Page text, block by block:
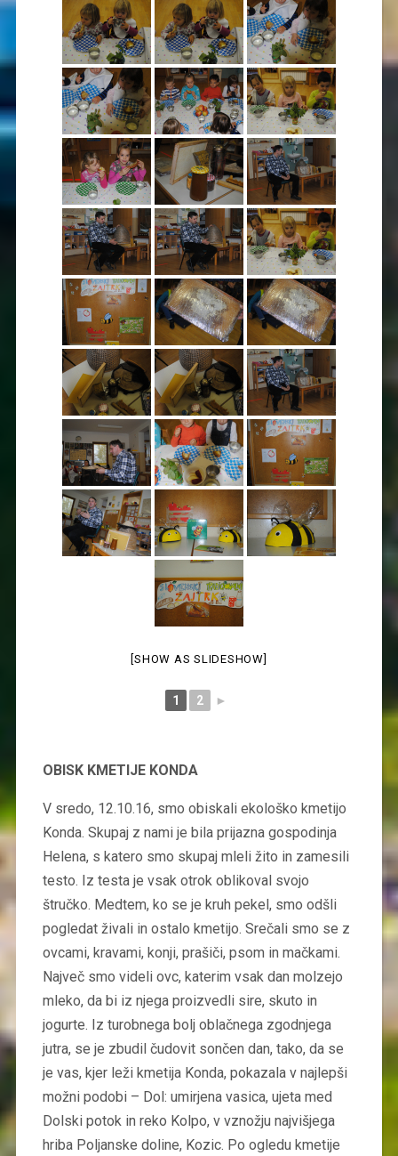
[SHOW AS SLIDESHOW]
1 2 ►
OBISK KMETIJE KONDA
V sredo, 12.10.16, smo obiskali ekološko kmetijo
Konda. Skupaj z nami je bila prijazna gospodinja
Helena, s katero smo skupaj mleli žito in zamesili
testo. Iz testa je vsak otrok oblikoval svojo
štručko. Medtem, ko se je kruh pekel, smo odšli
pogledat živali in ostalo kmetijo. Srečali smo se z
ovcami, kravami, konji, prašiči, psom in mačkami.
Največ smo videli ovc, katerim vsak dan molzejo
mleko, da bi iz njega proizvedli sire, skuto in
jogurte. Iz turobnega bolj oblačnega zgodnjega
jutra, se je zbudil čudovit sončen dan, tako, da se
je vas, kjer leži kmetija Konda, pokazala v najlepši
možni podobi – Dol: umirjena vasica, ujeta med
Dolski potok in reko Kolpo, v vznožju najvišjega
hriba Poljanske doline, Kozic. Po ogledu kmetije